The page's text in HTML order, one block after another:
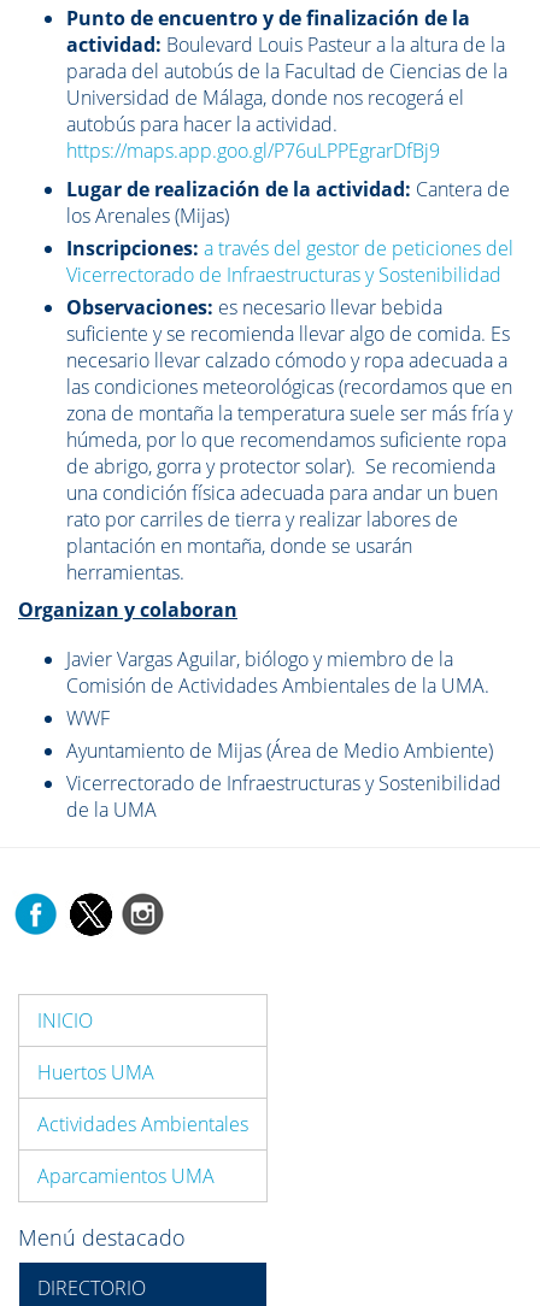
Punto de encuentro y de finalización de la
actividad: Boulevard Louis Pasteur a la altura de la
parada del autobús de la Facultad de Ciencias de la
Universidad de Málaga, donde nos recogerá el
autobús para hacer la actividad.
https://maps.app.goo.gl/P76uLPPEgrarDfBj9
Lugar de realización de la actividad: Cantera de
los Arenales (Mijas)
Inscripciones: a través del gestor de peticiones del
Vicerrectorado de Infraestructuras y Sostenibilidad
Observaciones: es necesario llevar bebida
suficiente y se recomienda llevar algo de comida. Es
necesario llevar calzado cómodo y ropa adecuada a
las condiciones meteorológicas (recordamos que en
zona de montaña la temperatura suele ser más fría y
húmeda, por lo que recomendamos suficiente ropa
de abrigo, gorra y protector solar). Se recomienda
una condición física adecuada para andar un buen
rato por carriles de tierra y realizar labores de
plantación en montaña, donde se usarán
herramientas.
Organizan y colaboran
Javier Vargas Aguilar, biólogo y miembro de la
Comisión de Actividades Ambientales de la UMA.
WWF
Ayuntamiento de Mijas (Área de Medio Ambiente)
Vicerrectorado de Infraestructuras y Sostenibilidad
de la UMA
INICIO
Huertos UMA
Actividades Ambientales
Aparcamientos UMA
Menú destacado
DIRECTORIO